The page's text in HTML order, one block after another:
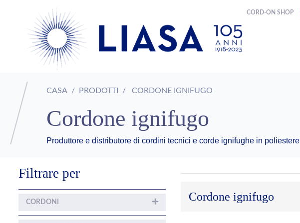
CORD-ON SHOP
CASA PRODOTTI CORDONE IGNIFUGO
Cordone ignifugo
Produttore e distributore di cordini tecnici e corde ignifughe in
Filtrare per
CORDONI Cordone ignifugo